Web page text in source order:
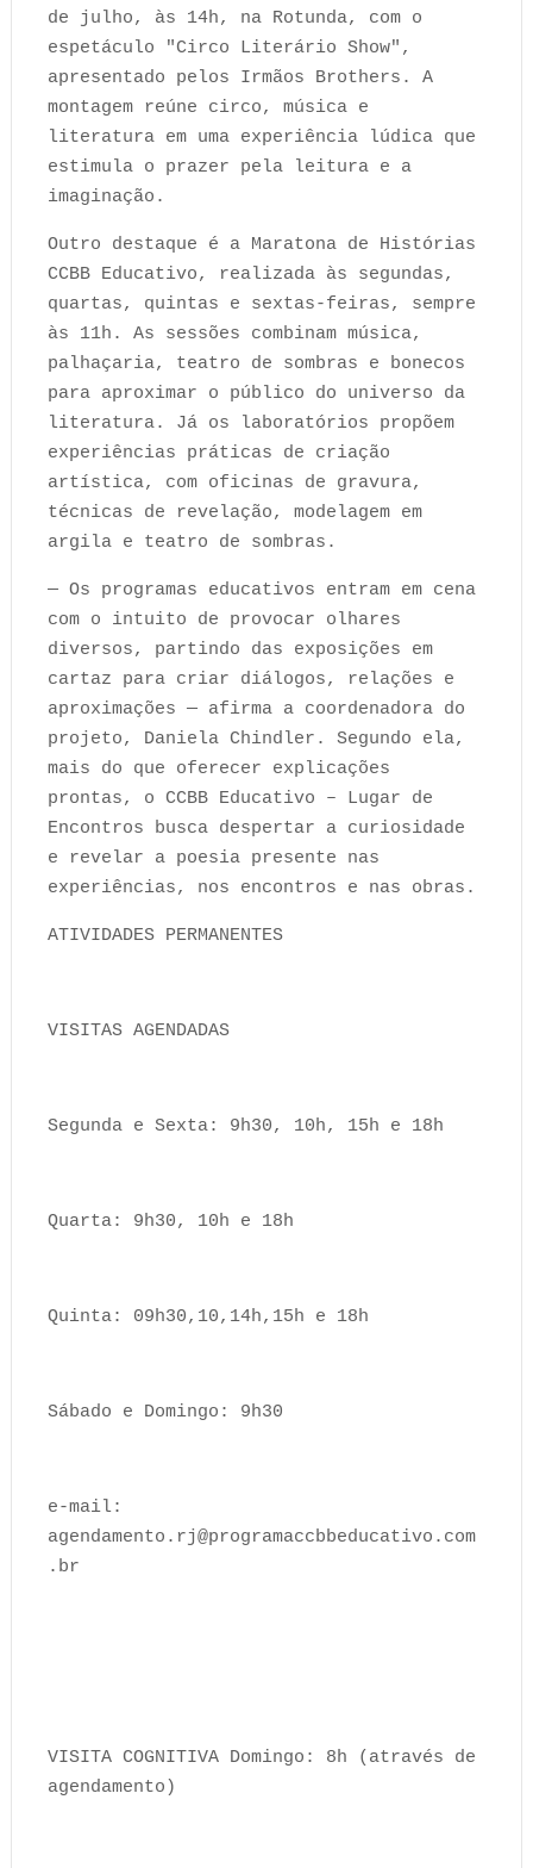
de julho, às 14h, na Rotunda, com o
espetáculo "Circo Literário Show",
apresentado pelos Irmãos Brothers. A
montagem reúne circo, música e
literatura em uma experiência lúdica que
estimula o prazer pela leitura e a
imaginação.
Outro destaque é a Maratona de Histórias
CCBB Educativo, realizada às segundas,
quartas, quintas e sextas-feiras, sempre
às 11h. As sessões combinam música,
palhaçaria, teatro de sombras e bonecos
para aproximar o público do universo da
literatura. Já os laboratórios propõem
experiências práticas de criação
artística, com oficinas de gravura,
técnicas de revelação, modelagem em
argila e teatro de sombras.
— Os programas educativos entram em cena
com o intuito de provocar olhares
diversos, partindo das exposições em
cartaz para criar diálogos, relações e
aproximações — afirma a coordenadora do
projeto, Daniela Chindler. Segundo ela,
mais do que oferecer explicações
prontas, o CCBB Educativo – Lugar de
Encontros busca despertar a curiosidade
e revelar a poesia presente nas
experiências, nos encontros e nas obras.
ATIVIDADES PERMANENTES
VISITAS AGENDADAS
Segunda e Sexta: 9h30, 10h, 15h e 18h
Quarta: 9h30, 10h e 18h
Quinta: 09h30,10,14h,15h e 18h
Sábado e Domingo: 9h30
e-mail:
agendamento.rj@programaccbbeducativo.com
.br
VISITA COGNITIVA Domingo: 8h (através de
agendamento)